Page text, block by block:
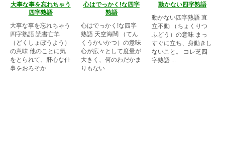
大事な事を忘れちゃう
四字熟語
大事な事を忘れちゃう
四字熟語 読書亡羊
（どくしょぼうよう）
の意味 他のことに気
をとられて、肝心な仕
事をおろそか...
心はでっかく!な四字
熟語
心はでっかく!な四字
熟語 天空海闊 （てん
くうかいかつ）の意味
心が広々として度量が
大きく、何のわだかま
りもない...
動かない四字熟語
動かない四字熟語 直
立不動 （ちょくりつ
ふどう）の意味 まっ
すぐに立ち、身動きし
ないこと。 コレ芝四
字熟語 ...